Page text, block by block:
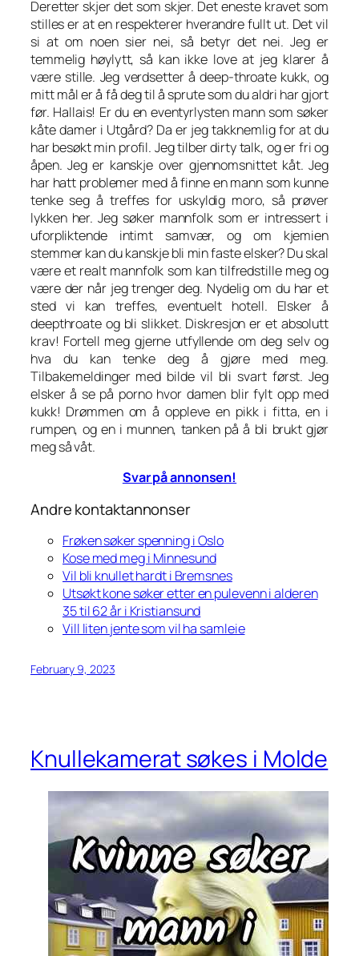
Deretter skjer det som skjer. Det eneste kravet som
stilles er at en respekterer hverandre fullt ut. Det vil
si at om noen sier nei, så betyr det nei. Jeg er
temmelig høylytt, så kan ikke love at jeg klarer å
være stille. Jeg verdsetter å deep-throate kukk, og
mitt mål er å få deg til å sprute som du aldri har gjort
før. Hallais! Er du en eventyrlysten mann som søker
kåte damer i Utgård? Da er jeg takknemlig for at du
har besøkt min profil. Jeg tilber dirty talk, og er fri og
åpen. Jeg er kanskje over gjennomsnittet kåt. Jeg
har hatt problemer med å finne en mann som kunne
tenke seg å treffes for uskyldig moro, så prøver
lykken her. Jeg søker mannfolk som er intressert i
uforpliktende intimt samvær, og om kjemien
stemmer kan du kanskje bli min faste elsker? Du skal
være et realt mannfolk som kan tilfredstille meg og
være der når jeg trenger deg. Nydelig om du har et
sted vi kan treffes, eventuelt hotell. Elsker å
deepthroate og bli slikket. Diskresjon er et absolutt
krav! Fortell meg gjerne utfyllende om deg selv og
hva du kan tenke deg å gjøre med meg.
Tilbakemeldinger med bilde vil bli svart først. Jeg
elsker å se på porno hvor damen blir fylt opp med
kukk! Drømmen om å oppleve en pikk i fitta, en i
rumpen, og en i munnen, tanken på å bli brukt gjør
meg så våt.
Svar på annonsen!
Andre kontaktannonser
Frøken søker spenning i Oslo
Kose med meg i Minnesund
Vil bli knullet hardt i Bremsnes
Utsøkt kone søker etter en pulevenn i alderen
35 til 62 år i Kristiansund
Vill liten jente som vil ha samleie
February 9, 2023
Knullekamerat søkes i Molde